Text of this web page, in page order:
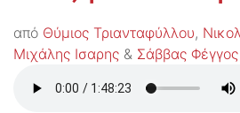
από Θύμιος Τριανταφύλλου,
Μιχάλης Ισαρης & Σάββας Φέγγος